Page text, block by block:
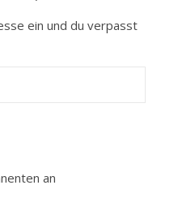
ein und du verpasst
an